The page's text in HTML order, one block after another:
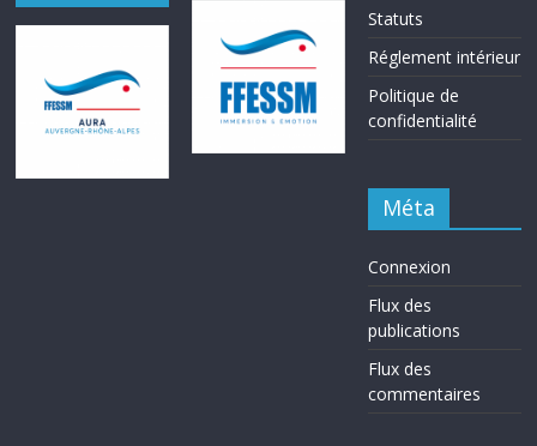
Statuts
Réglement intérieur
Politique de
confidentialité
Méta
Connexion
Flux des
publications
Flux des
commentaires